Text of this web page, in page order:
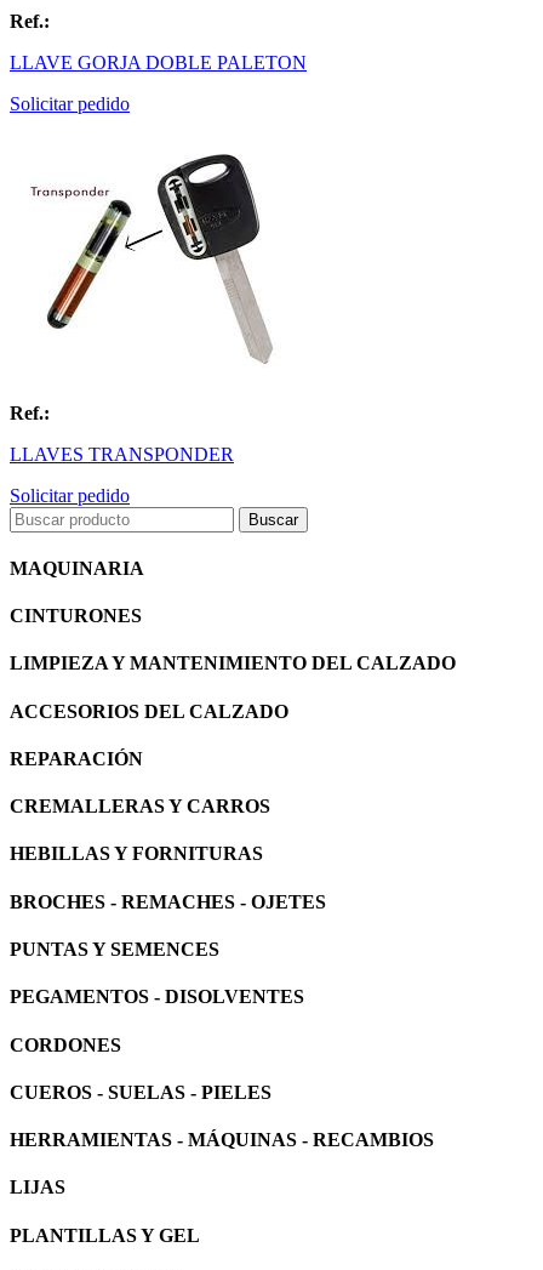
Ref.:
LLAVE GORJA DOBLE PALETON
Solicitar pedido
Ref.:
LLAVES TRANSPONDER
Solicitar pedido
MAQUINARIA
CINTURONES
LIMPIEZA Y MANTENIMIENTO DEL CALZADO
ACCESORIOS DEL CALZADO
REPARACIÓN
CREMALLERAS Y CARROS
HEBILLAS Y FORNITURAS
BROCHES - REMACHES - OJETES
PUNTAS Y SEMENCES
PEGAMENTOS - DISOLVENTES
CORDONES
CUEROS - SUELAS - PIELES
HERRAMIENTAS - MÁQUINAS - RECAMBIOS
LIJAS
PLANTILLAS Y GEL